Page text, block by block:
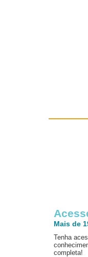
Mais de
Tenha
completa!